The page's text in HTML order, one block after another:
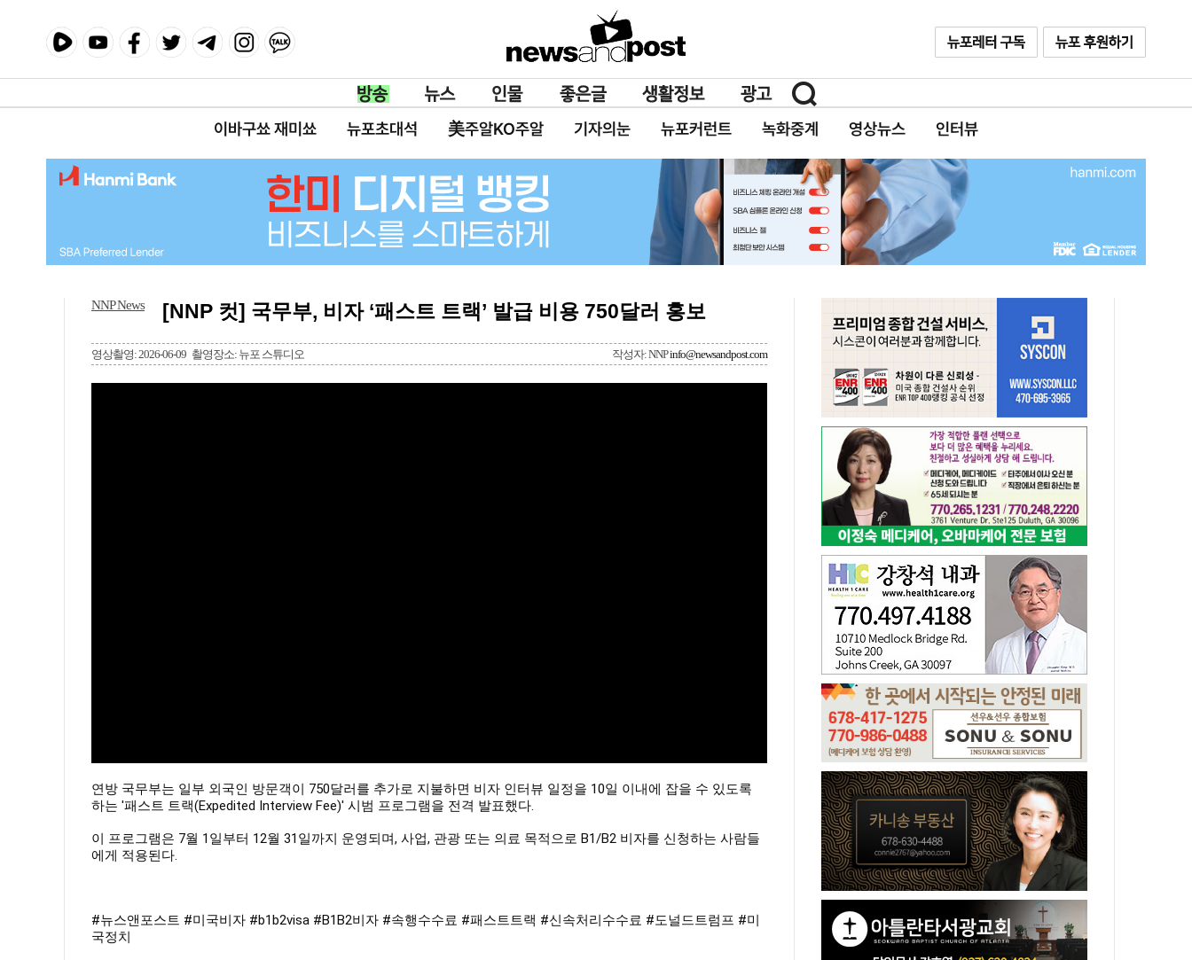
이바구쑈 재미쑈 뉴포초대석 美주알KO주알 기자의눈 뉴포커런트 녹화중계 영상뉴스 인터뷰
NNP News [NNP 컷] 국무부, 비자 ‘패스트 트랙’ 발급 비용 750달러 홍보
영상촬영: 2026-06-09 촬영장소: 뉴포 스튜디오 작성자: NNPinfo@newsandpost.com
연방 국무부는 일부 외국인 방문객이 750달러를 추가로 지불하면 비자 인터뷰 일정을 10일 이내에 잡을 수 있도록
하는 '패스트 트랙(Expedited Interview Fee)' 시범 프로그램을 전격 발표했다.
이 프로그램은 7월 1일부터 12월 31일까지 운영되며, 사업, 관광 또는 의료 목적으로 B1/B2 비자를 신청하는 사람들
에게 적용된다.
#뉴스앤포스트 #미국비자 #b1b2visa #B1B2비자 #속행수수료 #패스트트랙 #신속처리수수료 #도널드트럼프 #미
국정치